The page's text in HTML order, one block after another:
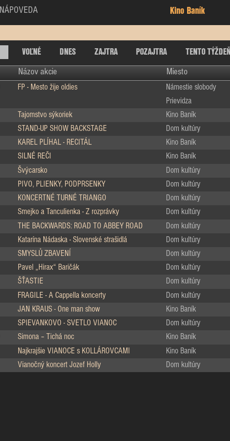
NÁPOVEDA Kino Baník
VOĽNÉ DNES ZAJTRA POZAJTRA TENTO TÝŽDEŇ
Názov akcie Miesto
FP - Mesto žije oldies
Námestie slobody
Prievidza
Tajomstvo sýkoriek Kino Baník
STAND-UP SHOW BACKSTAGE Dom kultúry
KAREL PLÍHAL - RECITÁL Kino Baník
SILNÉ REČI Kino Baník
Švýcarsko Dom kultúry
PIVO, PLIENKY, PODPRSENKY Dom kultúry
KONCERTNÉ TURNÉ TRIANGO Dom kultúry
Smejko a Tanculienka - Z rozprávky Dom kultúry
THE BACKWARDS: ROAD TO ABBEY ROAD Dom kultúry
Katarína Nádaska - Slovenské strašidlá Dom kultúry
SMYSLŮ ZBAVENÍ Dom kultúry
Pavel „Hirax“ Baričák Dom kultúry
ŠŤASTIE Dom kultúry
FRAGILE - A Cappella koncerty Dom kultúry
JAN KRAUS - One man show Kino Baník
SPIEVANKOVO - SVETLO VIANOC Dom kultúry
Simona – Tichá noc Kino Baník
Najkrajšie VIANOCE s KOLLÁROVCAMI Kino Baník
Vianočný koncert Jozef Holly Dom kultúry